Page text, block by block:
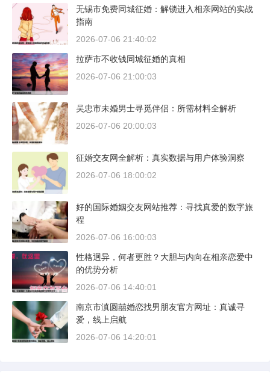
无锡市免费同城征婚：解锁进入相亲网站的实战
指南
2026-07-06 21:40:02
拉萨市不收钱同城征婚的真相
2026-07-06 21:00:03
吴忠市未婚男士寻觅伴侣：所需材料全解析
2026-07-06 20:00:03
征婚交友网全解析：真实数据与用户体验洞察
2026-07-06 18:00:02
好的国际婚姻交友网站推荐：寻找真爱的数字旅
程
2026-07-06 16:00:03
性格迥异，何者更胜？大胆与内向在相亲恋爱中
的优势分析
2026-07-06 14:40:01
南京市滇圆囍婚恋找男朋友官方网址：真诚寻
爱，线上启航
2026-07-06 14:20:01